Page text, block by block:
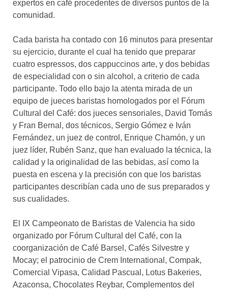
expertos en café procedentes de diversos puntos de la
comunidad.
Cada barista ha contado con 16 minutos para presentar
su ejercicio, durante el cual ha tenido que preparar
cuatro espressos, dos cappuccinos arte, y dos bebidas
de especialidad con o sin alcohol, a criterio de cada
participante. Todo ello bajo la atenta mirada de un
equipo de jueces baristas homologados por el Fórum
Cultural del Café: dos jueces sensoriales, David Tomás
y Fran Bernal, dos técnicos, Sergio Gómez e Iván
Fernández, un juez de control, Enrique Chamón, y un
juez líder, Rubén Sanz, que han evaluado la técnica, la
calidad y la originalidad de las bebidas, así como la
puesta en escena y la precisión con que los baristas
participantes describían cada uno de sus preparados y
sus cualidades.
El IX Campeonato de Baristas de Valencia ha sido
organizado por Fórum Cultural del Café, con la
coorganización de Café Barsel, Cafés Silvestre y
Mocay; el patrocinio de Crem International, Compak,
Comercial Vipasa, Calidad Pascual, Lotus Bakeries,
Azaconsa, Chocolates Reybar, Complementos del